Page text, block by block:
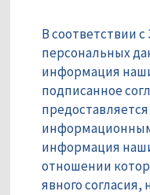
В соответствии
персональных
информация
подписанное
информация
отношении
явного согласия,